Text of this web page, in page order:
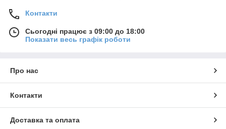
Контакти
Сьогодні працює з 09:00 до 18:00
Показати весь графік роботи
Про нас
Контакти
Доставка та оплата